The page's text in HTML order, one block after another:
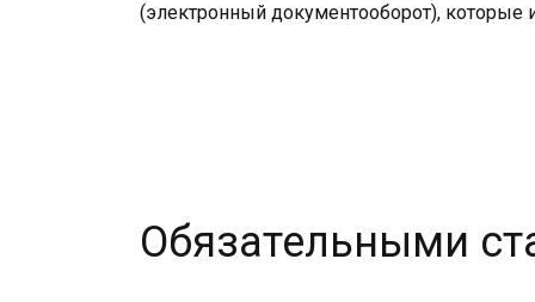
(электронный документооборот), которые
Обязательными